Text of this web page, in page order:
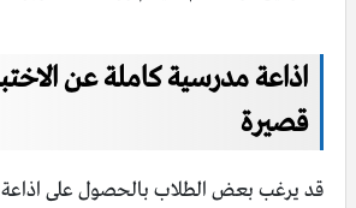
قصيرة
قد يرغب بعض الطلاب بالحصول على